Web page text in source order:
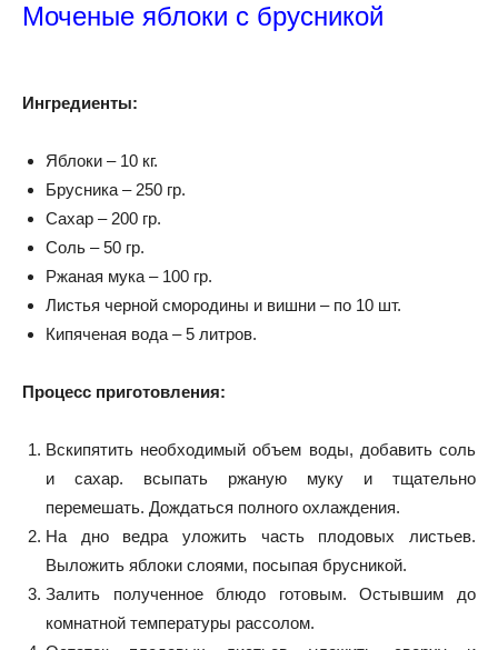
Моченые яблоки с брусникой
Ингредиенты:
Яблоки – 10 кг.
Брусника – 250 гр.
Сахар – 200 гр.
Соль – 50 гр.
Ржаная мука – 100 гр.
Листья черной смородины и вишни – по 10 шт.
Кипяченая вода – 5 литров.
Процесс приготовления:
Вскипятить необходимый объем воды, добавить соль
и сахар. всыпать ржаную муку и тщательно
перемешать. Дождаться полного охлаждения.
На дно ведра уложить часть плодовых листьев.
Выложить яблоки слоями, посыпая брусникой.
Залить полученное блюдо готовым. Остывшим до
комнатной температуры рассолом.